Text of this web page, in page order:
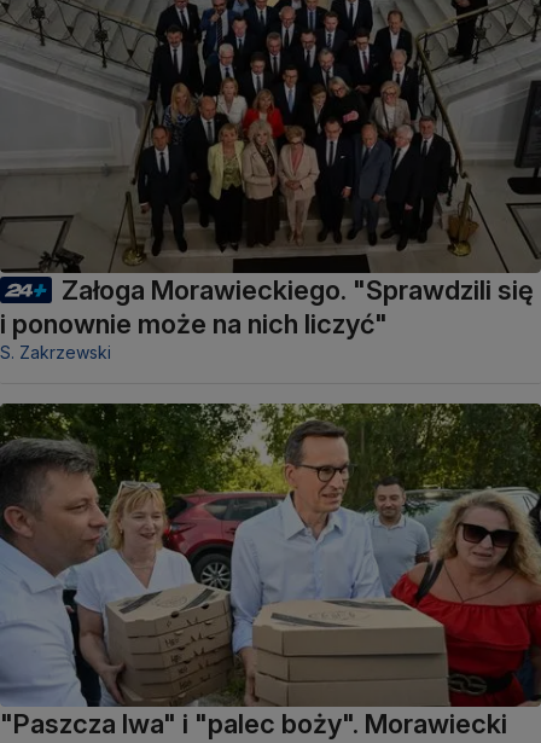
Załoga Morawieckiego. "Sprawdzili się
i ponownie może na nich liczyć"
S. Zakrzewski
"Paszcza lwa" i "palec boży". Morawiecki